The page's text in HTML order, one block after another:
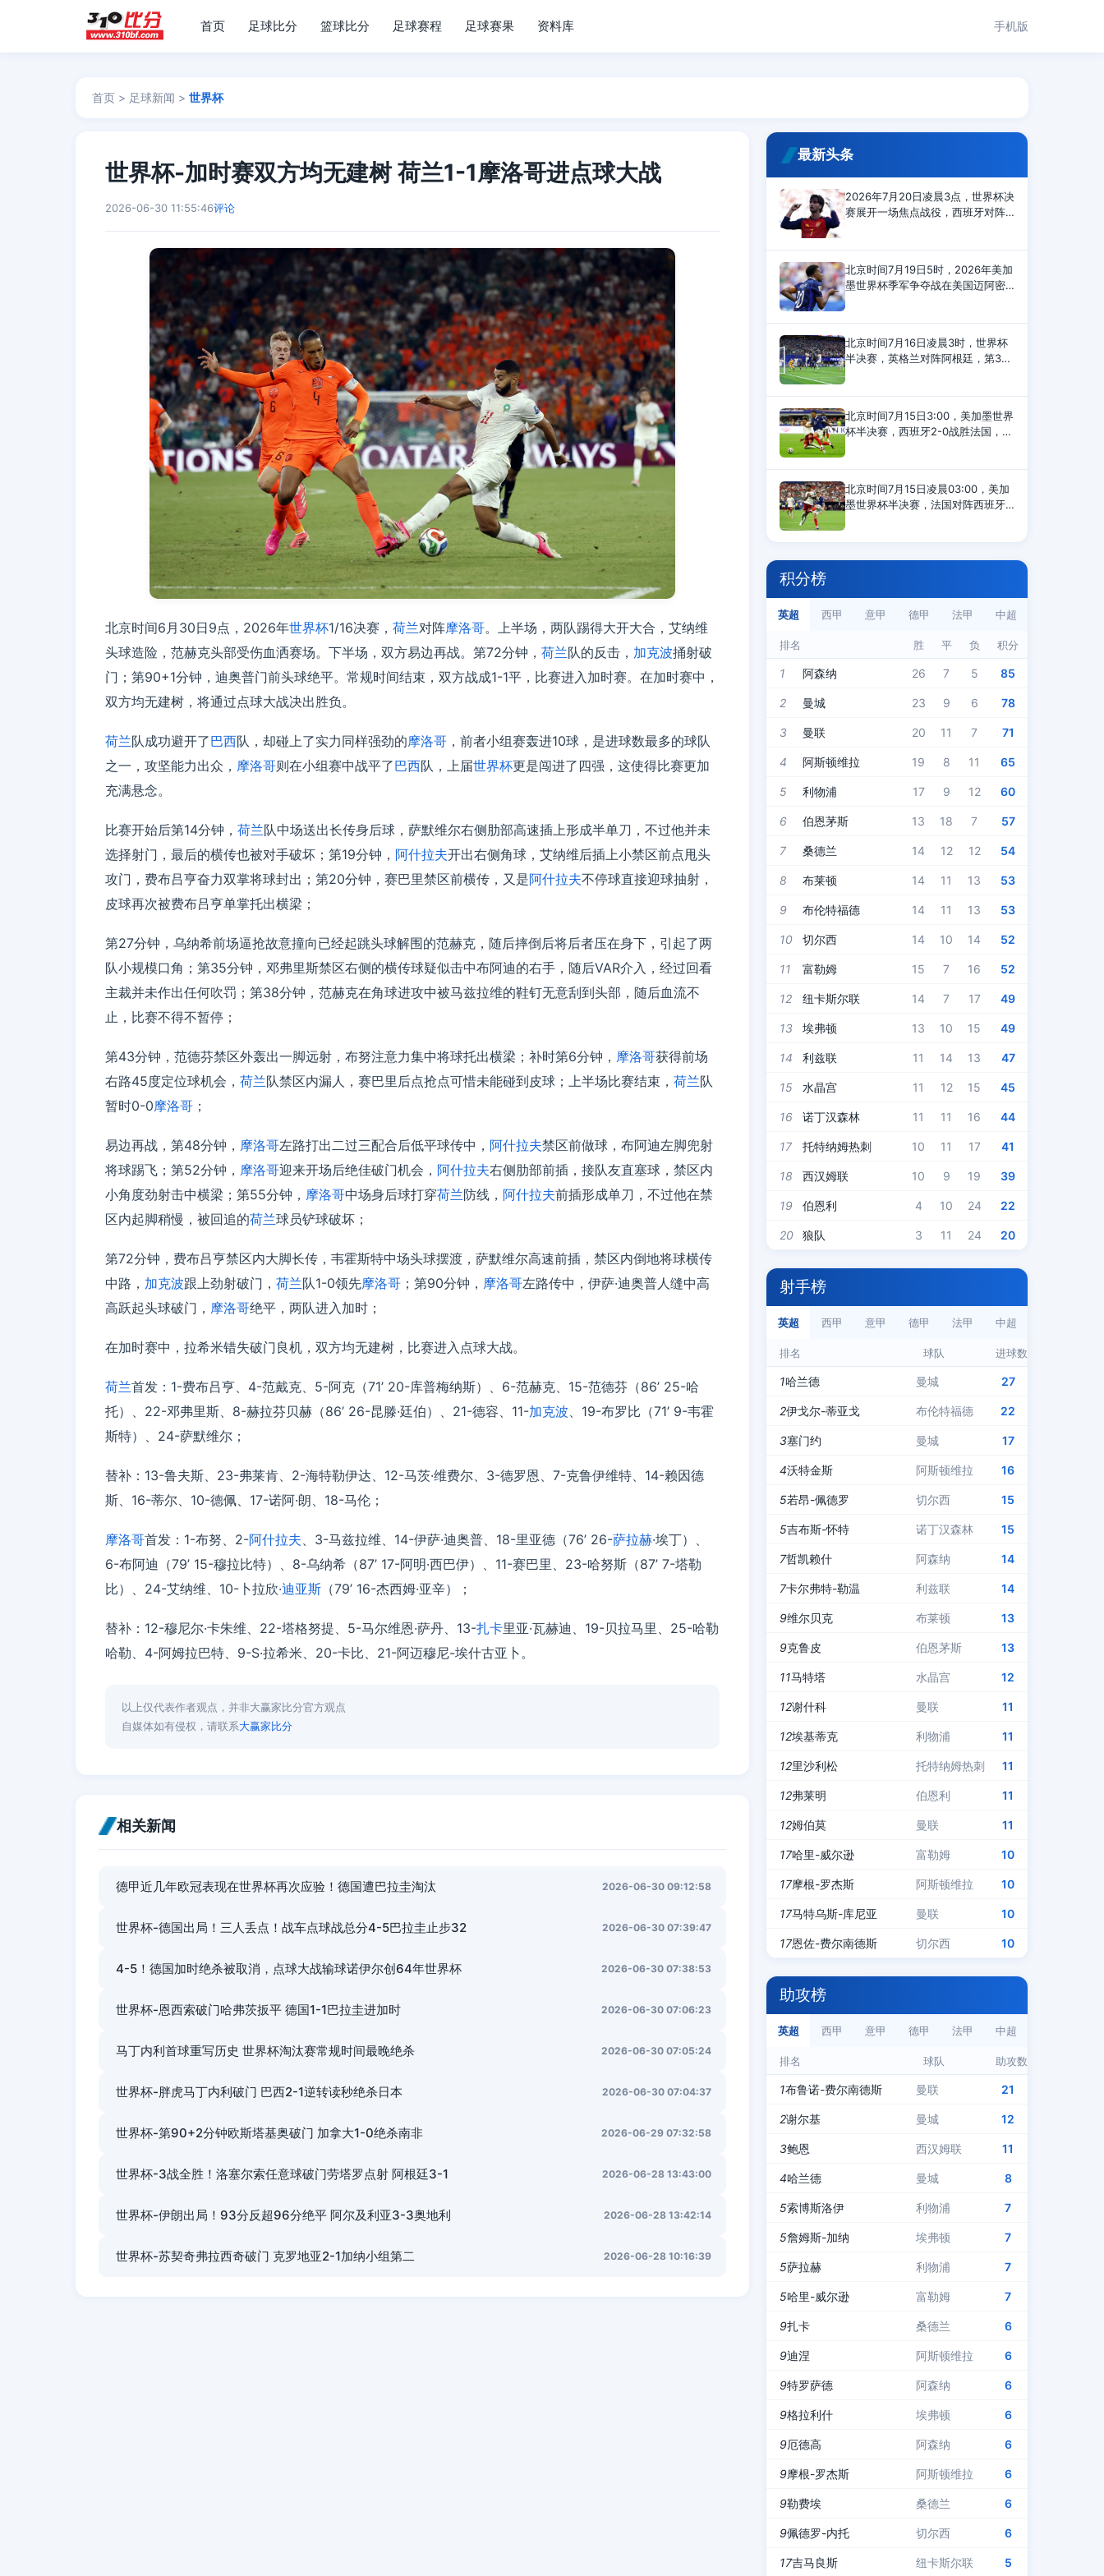
首页 足球比分 篮球比分 足球赛程 足球赛果 资料库 手机版
首页 > 足球新闻 > 世界杯
世界杯-加时赛双方均无建树 荷兰1-1摩洛哥进点球大战
2026-06-30 11:55:46评论
北京时间6月30日9点，2026年世界杯1/16决赛， 荷兰对阵摩洛哥。上半场，两队踢得大开大合，艾纳维
头球造险，范赫克头部受伤血洒赛场。下半场，双方易边再战。第72分钟， 荷兰队的反击， 加克波捅射破
门；第90+1分钟，迪奥普门前头球绝平。常规时间结束，双方战成1-1平，比赛进入加时赛。在加时赛中，
双方均无建树，将通过点球大战决出胜负。
荷兰队成功避开了巴西队，却碰上了实力同样强劲的摩洛哥 ，前者小组赛轰进10球，是进球数最多的球队
之一，攻坚能力出众， 摩洛哥则在小组赛中战平了巴西队，上届世界杯更是闯进了四强，这使得比赛更加
充满悬念。
比赛开始后第14分钟， 荷兰队中场送出长传身后球，萨默维尔右侧肋部高速插上形成半单刀，不过他并未
选择射门，最后的横传也被对手破坏；第19分钟， 阿什拉夫开出右侧角球，艾纳维后插上小禁区前点甩头
攻门，费布吕亨奋力双掌将球封出；第20分钟，赛巴里禁区前横传，又是阿什拉夫不停球直接迎球抽射，
皮球再次被费布吕亨单掌托出横梁；
第27分钟，乌纳希前场逼抢故意撞向已经起跳头球解围的范赫克，随后摔倒后将后者压在身下，引起了两
队小规模口角；第35分钟，邓弗里斯禁区右侧的横传球疑似击中布阿迪的右手，随后VAR介入，经过回看
主裁并未作出任何吹罚；第38分钟，范赫克在角球进攻中被马兹拉维的鞋钉无意刮到头部，随后血流不
止，比赛不得不暂停；
第43分钟，范德芬禁区外轰出一脚远射，布努注意力集中将球托出横梁；补时第6分钟， 摩洛哥获得前场
右路45度定位球机会， 荷兰队禁区内漏人，赛巴里后点抢点可惜未能碰到皮球；上半场比赛结束， 荷兰队
暂时0-0摩洛哥 ；
易边再战，第48分钟， 摩洛哥左路打出二过三配合后低平球传中， 阿什拉夫禁区前做球，布阿迪左脚兜射
将球踢飞；第52分钟， 摩洛哥迎来开场后绝佳破门机会， 阿什拉夫右侧肋部前插，接队友直塞球，禁区内
小角度劲射击中横梁；第55分钟， 摩洛哥中场身后球打穿荷兰防线， 阿什拉夫前插形成单刀，不过他在禁
区内起脚稍慢，被回追的荷兰球员铲球破坏；
第72分钟，费布吕亨禁区内大脚长传，韦霍斯特中场头球摆渡，萨默维尔高速前插，禁区内倒地将球横传
中路， 加克波跟上劲射破门， 荷兰队1-0领先摩洛哥 ；第90分钟， 摩洛哥左路传中，伊萨·迪奥普人缝中高
高跃起头球破门， 摩洛哥绝平，两队进入加时；
在加时赛中，拉希米错失破门良机，双方均无建树，比赛进入点球大战。
荷兰首发：1-费布吕亨、4-范戴克、5-阿克（71’ 20-库普梅纳斯）、6-范赫克、15-范德芬（86’ 25-哈
托）、22-邓弗里斯、8-赫拉芬贝赫（86’ 26-昆滕·廷伯）、21-德容、11-加克波 、19-布罗比（71’ 9-韦霍
斯特）、24-萨默维尔；
替补：13-鲁夫斯、23-弗莱肯、2-海特勒伊达、12-马茨·维费尔、3-德罗恩、7-克鲁伊维特、14-赖因德
斯、16-蒂尔、10-德佩、17-诺阿·朗、18-马伦；
摩洛哥首发：1-布努、2-阿什拉夫 、3-马兹拉维、14-伊萨·迪奥普、18-里亚德（76’ 26-萨拉赫·埃丁）、
6-布阿迪（79’ 15-穆拉比特）、8-乌纳希（87’ 17-阿明·西巴伊）、11-赛巴里、23-哈努斯（87’ 7-塔勒
比）、24-艾纳维、10-卜拉欣·迪亚斯 （79’ 16-杰西姆·亚辛）；
替补：12-穆尼尔·卡朱维、22-塔格努提、5-马尔维恩·萨丹、13-扎卡里亚·瓦赫迪、19-贝拉马里、25-哈勒
哈勒、4-阿姆拉巴特、9-S·拉希米、20-卡比、21-阿迈穆尼-埃什古亚卜。
以上仅代表作者观点，并非大赢家比分官方观点
自媒体如有侵权，请联系大赢家比分
相关新闻
德甲近几年欧冠表现在世界杯再次应验！德国遭巴拉圭淘汰 2026-06-30 09:12:58
世界杯-德国出局！三人丢点！战车点球战总分4-5巴拉圭止步32 2026-06-30 07:39:47
4-5！德国加时绝杀被取消，点球大战输球诺伊尔创64年世界杯 2026-06-30 07:38:53
世界杯-恩西索破门哈弗茨扳平 德国1-1巴拉圭进加时 2026-06-30 07:06:23
马丁内利首球重写历史 世界杯淘汰赛常规时间最晚绝杀 2026-06-30 07:05:24
世界杯-胖虎马丁内利破门 巴西2-1逆转读秒绝杀日本 2026-06-30 07:04:37
世界杯-第90+2分钟欧斯塔基奥破门 加拿大1-0绝杀南非 2026-06-29 07:32:58
世界杯-3战全胜！洛塞尔索任意球破门劳塔罗点射 阿根廷3-1 2026-06-28 13:43:00
世界杯-伊朗出局！93分反超96分绝平 阿尔及利亚3-3奥地利 2026-06-28 13:42:14
世界杯-苏契奇弗拉西奇破门 克罗地亚2-1加纳小组第二 2026-06-28 10:16:39
最新头条
2026年7月20日凌晨3点，世界杯决
赛展开一场焦点战役，西班牙对阵
最后时刻拿到第二张黄牌
北京时间7月19日5时，2026年美加
墨世界杯季军争夺战在美国迈阿密
打进2球，英格兰4-0领先；
北京时间7月16日凌晨3时，世界杯
半决赛，英格兰对阵阿根廷，第3分
场结束，两队0-0打平。第55分
北京时间7月15日3:00，美加墨世界
杯半决赛，西班牙2-0战胜法国，晋
佩VS亚马尔11次交
北京时间7月15日凌晨03:00，美加
墨世界杯半决赛，法国对阵西班牙
积分榜
英超 西甲 意甲 德甲 法甲 中超
排名 胜 平 负 积分
1 阿森纳 26 7 5 85
2 曼城 23 9 6 78
3 曼联 20 11 7 71
4 阿斯顿维拉 19 8 11 65
5 利物浦 17 9 12 60
6 伯恩茅斯 13 18 7 57
7 桑德兰 14 12 12 54
8 布莱顿 14 11 13 53
9 布伦特福德 14 11 13 53
10 切尔西 14 10 14 52
11 富勒姆 15 7 16 52
12 纽卡斯尔联 14 7 17 49
13 埃弗顿 13 10 15 49
14 利兹联 11 14 13 47
15 水晶宫 11 12 15 45
16 诺丁汉森林 11 11 16 44
17 托特纳姆热刺 10 11 17 41
18 西汉姆联 10 9 19 39
19 伯恩利 4 10 24 22
20 狼队 3 11 24 20
射手榜
英超 西甲 意甲 德甲 法甲 中超
排名 球队 进球数
1哈兰德 曼城 27
2伊戈尔-蒂亚戈 布伦特福德 22
3塞门约 曼城 17
4沃特金斯 阿斯顿维拉 16
5若昂-佩德罗 切尔西 15
5吉布斯-怀特 诺丁汉森林 15
7哲凯赖什 阿森纳 14
7卡尔弗特-勒温 利兹联 14
9维尔贝克 布莱顿 13
9克鲁皮 伯恩茅斯 13
11马特塔 水晶宫 12
12谢什科 曼联 11
12埃基蒂克 利物浦 11
12里沙利松 托特纳姆热刺 11
12弗莱明 伯恩利 11
12姆伯莫 曼联 11
17哈里-威尔逊 富勒姆 10
17摩根-罗杰斯 阿斯顿维拉 10
17马特乌斯-库尼亚 曼联 10
17恩佐-费尔南德斯 切尔西 10
助攻榜
英超 西甲 意甲 德甲 法甲 中超
排名 球队 助攻数
1布鲁诺-费尔南德斯 曼联 21
2谢尔基 曼城 12
3鲍恩 西汉姆联 11
4哈兰德 曼城 8
5索博斯洛伊 利物浦 7
5詹姆斯-加纳 埃弗顿 7
5萨拉赫 利物浦 7
5哈里-威尔逊 富勒姆 7
9扎卡 桑德兰 6
9迪涅 阿斯顿维拉 6
9特罗萨德 阿森纳 6
9格拉利什 埃弗顿 6
9厄德高 阿森纳 6
9摩根-罗杰斯 阿斯顿维拉 6
9勒费埃 桑德兰 6
9佩德罗-内托 切尔西 6
17吉马良斯 纽卡斯尔联 5